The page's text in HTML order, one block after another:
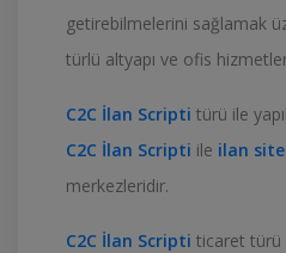
getirebilmelerini sağlamak
türlü altyapı ve ofis
C2C İlan Scripti türü ile
C2C İlan Scripti ile ilan
merkezleridir.
C2C İlan Scripti ticaret türü